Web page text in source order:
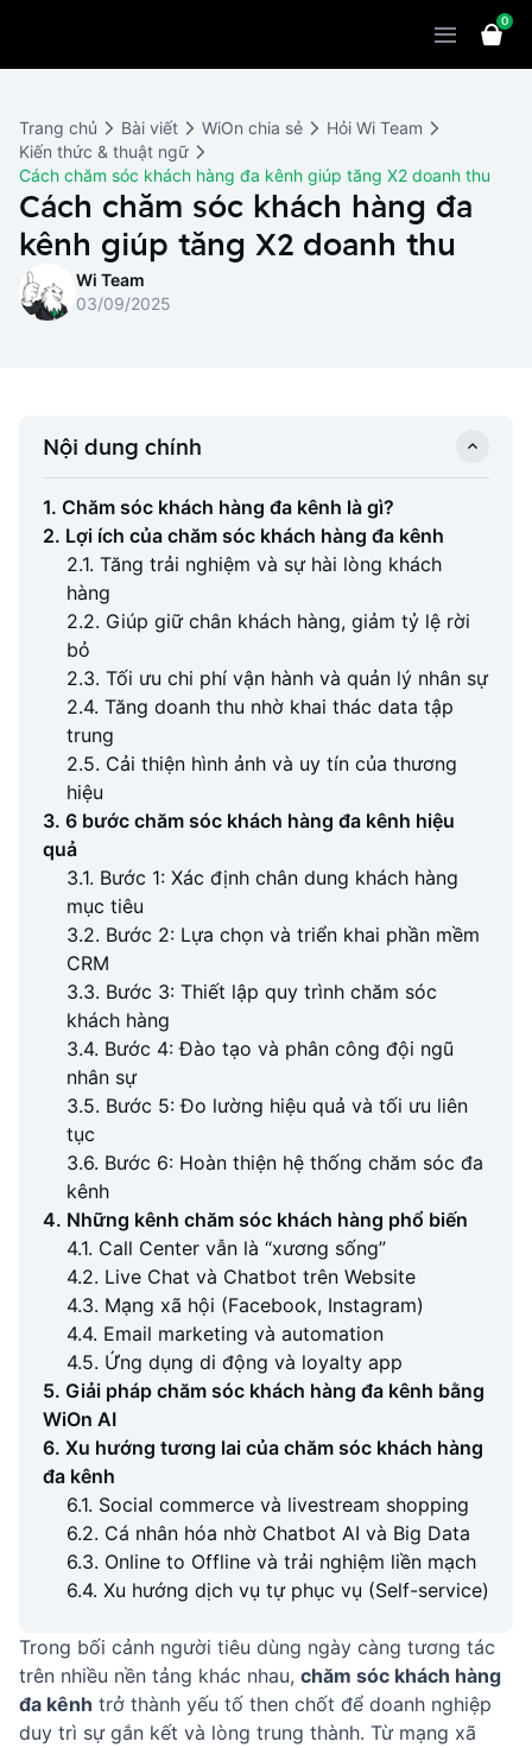
WiOn AI
WiOn Social
WiOn E-commerce
WiOn F&B
Chatbot
Marketing
CRM
Thiết kế website
Thiết bị
Bảng giá
Cùng WiOn
Báo chí
Thông báo
Wi Team
0
Trang chủ Bài viết WiOn chia sẻ
Hỏi Wi Team
Kiến thức & thuật ngữ
Cách chăm sóc khách hàng đa kênh giúp tăng X2 doanh thu
Cách chăm sóc khách hàng đa
kênh giúp tăng X2 doanh thu
Wi Team
03/09/2025
Nội dung chính
1. Chăm sóc khách hàng đa kênh là gì?
2. Lợi ích của chăm sóc khách hàng đa kênh
2.1. Tăng trải nghiệm và sự hài lòng khách
hàng
2.2. Giúp giữ chân khách hàng, giảm tỷ lệ rời
bỏ
2.3. Tối ưu chi phí vận hành và quản lý nhân sự
2.4. Tăng doanh thu nhờ khai thác data tập
trung
2.5. Cải thiện hình ảnh và uy tín của thương
hiệu
3. 6 bước chăm sóc khách hàng đa kênh hiệu
quả
3.1. Bước 1: Xác định chân dung khách hàng
mục tiêu
3.2. Bước 2: Lựa chọn và triển khai phần mềm
CRM
3.3. Bước 3: Thiết lập quy trình chăm sóc
khách hàng
3.4. Bước 4: Đào tạo và phân công đội ngũ
nhân sự
3.5. Bước 5: Đo lường hiệu quả và tối ưu liên
tục
3.6. Bước 6: Hoàn thiện hệ thống chăm sóc đa
kênh
4. Những kênh chăm sóc khách hàng phổ biến
4.1. Call Center vẫn là “xương sống”
4.2. Live Chat và Chatbot trên Website
4.3. Mạng xã hội (Facebook, Instagram)
4.4. Email marketing và automation
4.5. Ứng dụng di động và loyalty app
5. Giải pháp chăm sóc khách hàng đa kênh bằng
WiOn AI
6. Xu hướng tương lai của chăm sóc khách hàng
đa kênh
6.1. Social commerce và livestream shopping
6.2. Cá nhân hóa nhờ Chatbot AI và Big Data
6.3. Online to Offline và trải nghiệm liền mạch
6.4. Xu hướng dịch vụ tự phục vụ (Self-service)
Trong bối cảnh người tiêu dùng ngày càng tương tác
trên nhiều nền tảng khác nhau, chăm sóc khách hàng
đa kênh trở thành yếu tố then chốt để doanh nghiệp
duy trì sự gắn kết và lòng trung thành. Từ mạng xã